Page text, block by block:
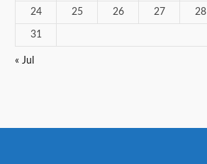
24 25 26 27 28
31
« Jul